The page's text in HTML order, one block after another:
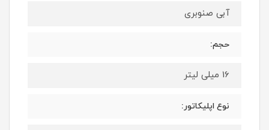
آبی صنوبری
حجم:
16 میلی لیتر
نوع اپلیکاتور: